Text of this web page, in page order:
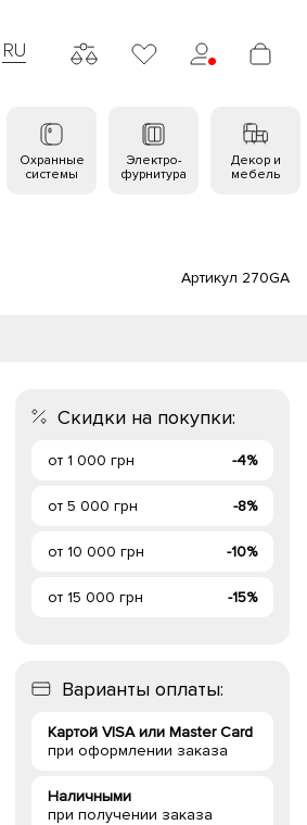
RU
Охранные
системы
Электро-
фурнитура
Декор и
мебель
Артикул 270GA
Скидки на покупки:
от 1 000 грн -4%
от 5 000 грн -8%
от 10 000 грн -10%
от 15 000 грн -15%
Варианты оплаты:
Картой VISA или Master Card
при оформлении заказа
Наличными
при получении заказа